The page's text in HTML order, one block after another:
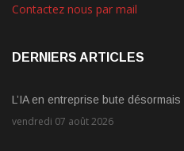
Contactez nous par mail
DERNIERS ARTICLES
L’IA en entreprise bute
vendredi 07 août 2026